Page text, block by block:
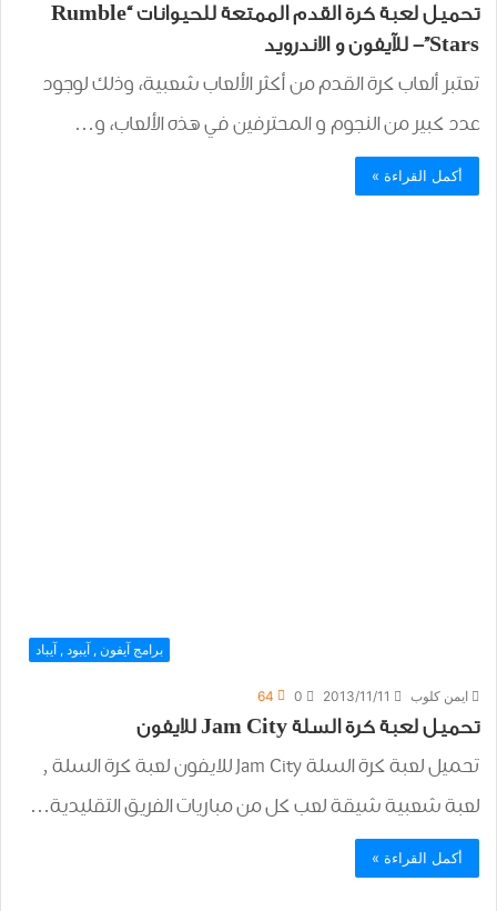
تحميل لعبة كرة القدم الممتعة للحيوانات “Rumble
Stars”- للآيفون و الاندرويد
تعتبر ألعاب كرة القدم من أكثر الألعاب شعبية، وذلك لوجود
عدد كبير من النجوم و المحترفين في هذه الألعاب، و…
أكمل القراءة »
برامج آيفون , آيبود , آيباد
ايمن كلوب 2013/11/11
0
64
تحميل لعبة كرة السلة Jam City للايفون
تحميل لعبة كرة السلة Jam City للايفون لعبة كرة السلة ,
لعبة شعبية شيقة لعب كل من مباريات الفريق التقليدية…
أكمل القراءة »